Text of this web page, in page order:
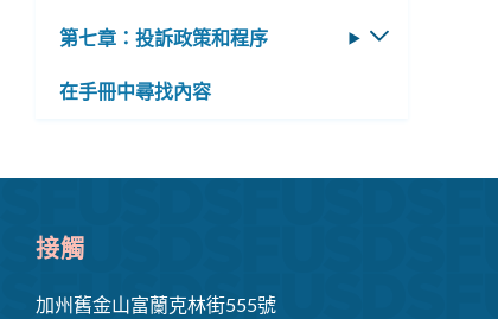
第七章：投訴政策和程序
切
在手冊中尋找內容
接觸
加州舊金山富蘭克林街555號